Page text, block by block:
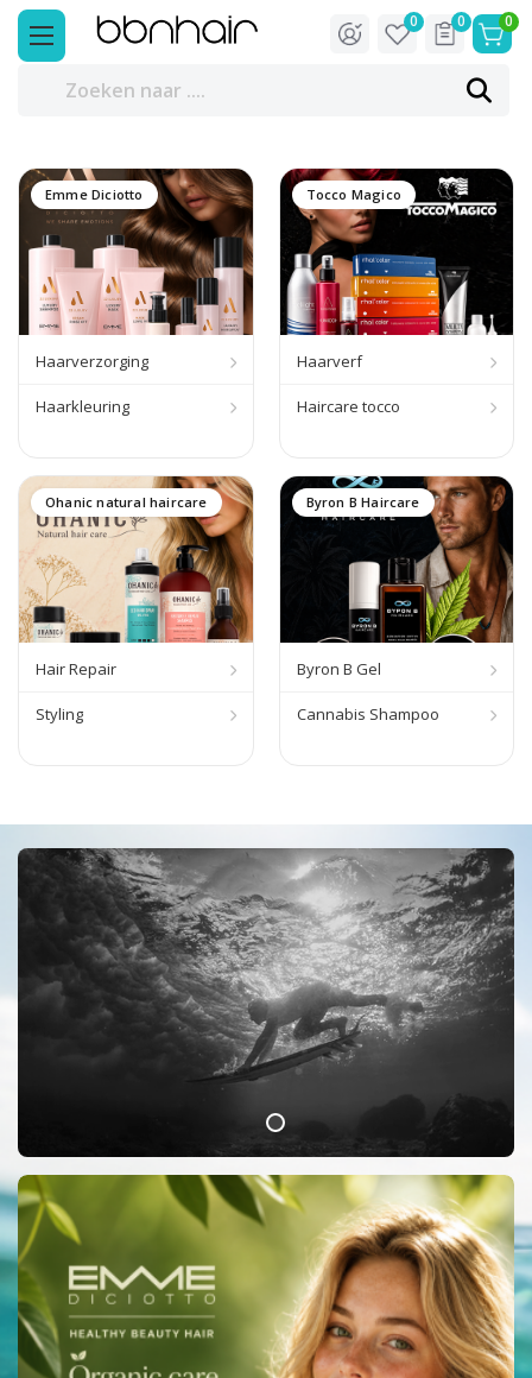
0
0
0
Emme Diciotto
Haarverzorging
Haarkleuring
Tocco Magico
Haarverf
Haircare tocco
Ohanic natural haircare
Hair Repair
Styling
Byron B Haircare
Byron B Gel
Cannabis Shampoo